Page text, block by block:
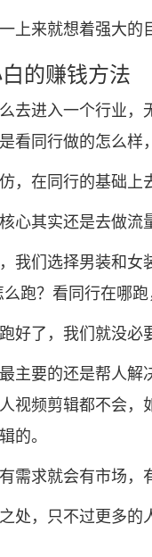
来就想着强大的
的赚钱方法
进入一个行业，
看同行做的怎么样
在同行的基础上
其实还是去做流
们选择男装和女
跑？看同行在哪跑
了，我们就没必
要的还是帮人解
视频剪辑都不会
的。
求就会有市场，
，只不过更多的